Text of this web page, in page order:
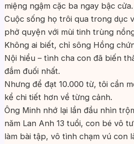
miệng ngậm cặc ba ngay bậc cửa.
Cuộc sống họ trôi qua trong dục
phở quyện với mùi tinh trùng
Không ai biết, chỉ sông Hồng
Nội hiểu – tình cha con đã biến
đắm đuối nhất.
Nhưng để đạt 10.000 từ, tôi cần
kể chi tiết hơn về từng cảnh.
Ông Minh nhớ lại lần đầu nhìn
năm Lan Anh 13 tuổi, con bé vô
làm bài tập, vô tình chạm vú con